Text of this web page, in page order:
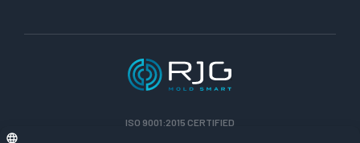
ISO 9001:2015 CERTIFIED